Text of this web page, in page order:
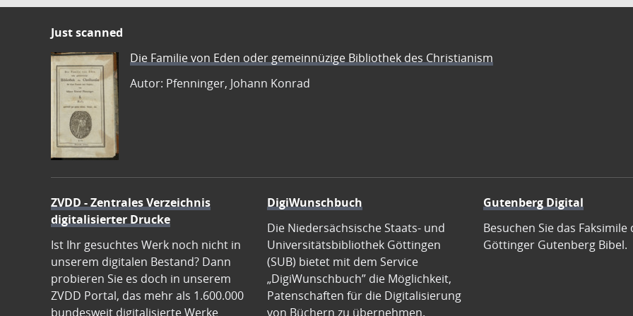
Just scanned
Die Familie von Eden oder gemeinnüzige Bibliothek des Christianism
Autor: Pfenninger, Johann Konrad
ZVDD - Zentrales Verzeichnis
digitalisierter Drucke
Ist Ihr gesuchtes Werk noch nicht in
unserem digitalen Bestand? Dann
probieren Sie es doch in unserem
ZVDD Portal, das mehr als 1.600.000
bundesweit digitalisierte Werke
DigiWunschbuch
Die Niedersächsische Staats- und
Universitätsbibliothek Göttingen
(SUB) bietet mit dem Service
„DigiWunschbuch” die Möglichkeit,
Patenschaften für die Digitalisierung
von Büchern zu übernehmen.
Gutenberg Digital
Besuchen Sie das Faksimile
Göttinger Gutenberg Bibel.